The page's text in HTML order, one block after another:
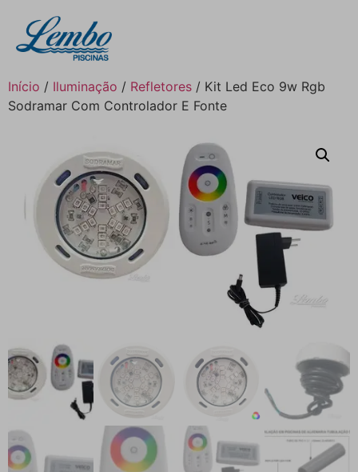
Início / Iluminação / Refletores / Kit Led Eco 9w Rgb
Sodramar Com Controlador E Fonte